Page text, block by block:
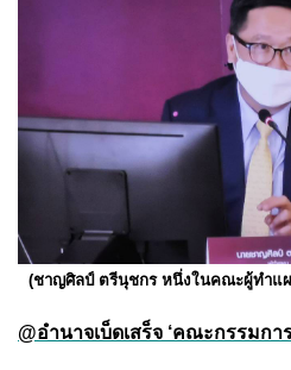
(ชาญศิลป์ ตรีนุชกร หนึ่งในคณะผู้ทำแ
@อำนาจเบ็ดเสร็จ ‘คณะกรรมก